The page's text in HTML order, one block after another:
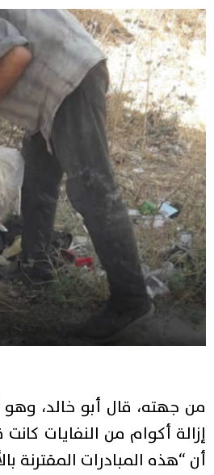
من جهته، قال أبو خالد،
إزالة أكوام من النفايات
أن “هذه المبادرات المقترنة